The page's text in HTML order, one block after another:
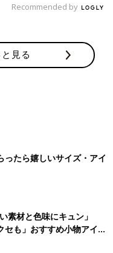
Recommended by
見る
ったら嬉しいサイズ・アイ
素材と色味にキュン」
セも」おすすめ小物アイテ